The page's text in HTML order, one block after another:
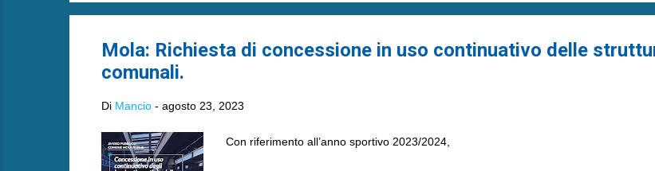
Mola: Richiesta di concessione in uso continuativo delle
comunali.
Di Mancio - agosto 23, 2023
Con riferimento all’anno sportivo 2023/2024,